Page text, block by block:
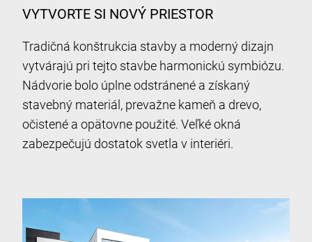
VYTVORTE SI NOVÝ PRIESTOR
Tradičná konštrukcia stavby a moderný dizajn
vytvárajú pri tejto stavbe harmonickú symbiózu.
Nádvorie bolo úplne odstránené a získaný
stavebný materiál, prevažne kameň a drevo,
očistené a opätovne použité. Veľké okná
zabezpečujú dostatok svetla v interiéri.